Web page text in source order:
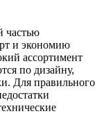
частью
и экономию
ассортимент
по дизайну,
Для правильного